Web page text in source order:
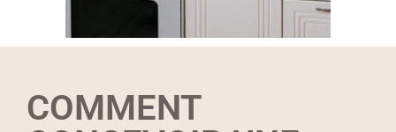
COMMENT